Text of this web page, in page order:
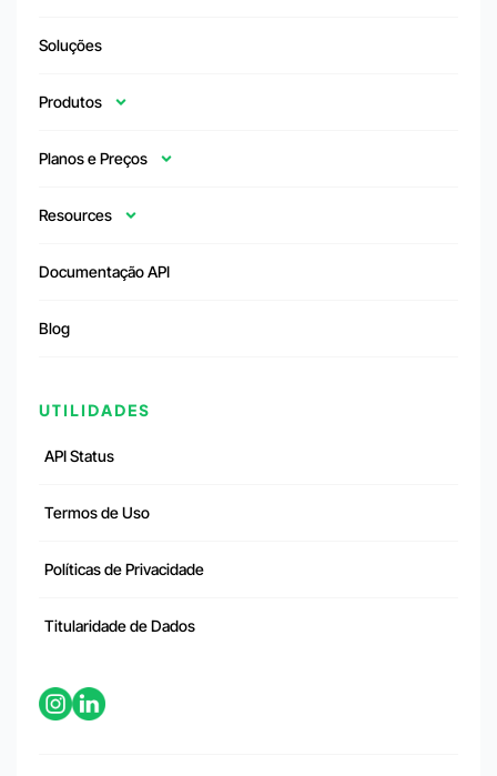
Soluções
Produtos
Planos e Preços
Resources
Documentação API
Blog
UTILIDADES
API Status
Termos de Uso
Políticas de Privacidade
Titularidade de Dados